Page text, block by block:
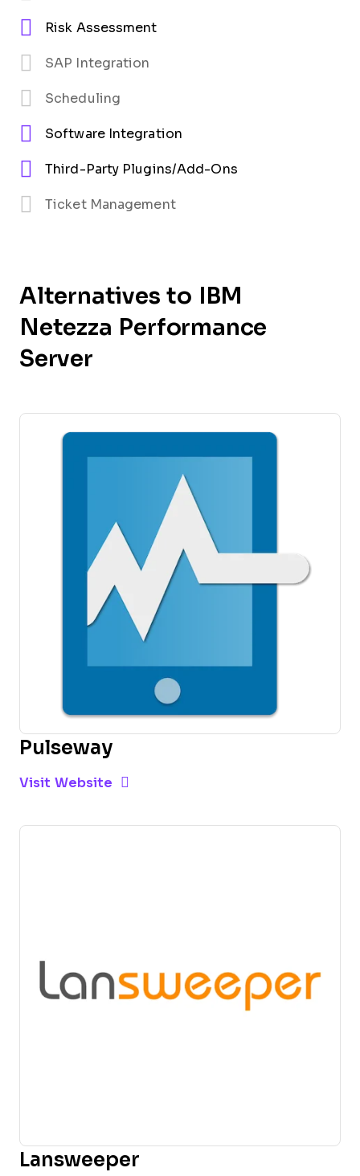
Risk Assessment
SAP Integration
Scheduling
Software Integration
Third-Party Plugins/Add-Ons
Ticket Management
Alternatives to IBM
Netezza Performance
Server
Pulseway
Visit Website Opens New Window
Lansweeper